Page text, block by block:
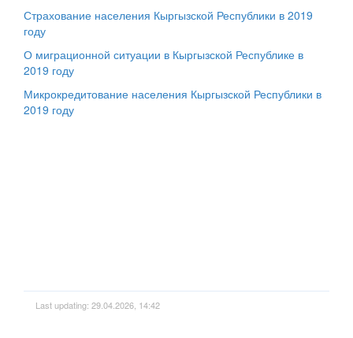
Страхование населения Кыргызской Республики в 2019
году
О миграционной ситуации в Кыргызской Республике в
2019 году
Микрокредитование населения Кыргызской Республики в
2019 году
Last updating: 29.04.2026, 14:42